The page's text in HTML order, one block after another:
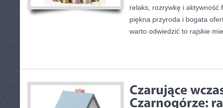
relaks, rozrywkę i aktywność
piękna przyroda i bogata
warto odwiedzić to rajskie